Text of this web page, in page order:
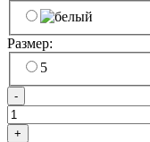
Размер:
5
-
+